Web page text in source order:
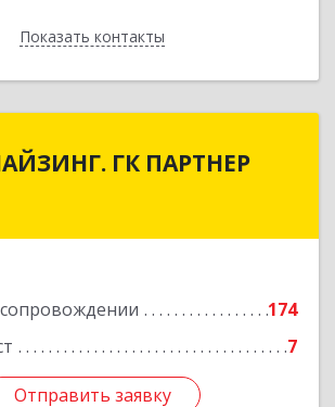
Показать контакты
Назад
ГК ПАРТНЕР
174
7
Отправить заявку
ГК ПАРТНЕР
Отправить заявку